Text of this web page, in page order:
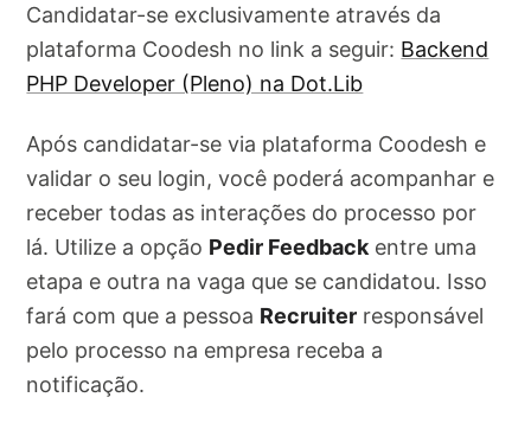
Candidatar-se exclusivamente através da
plataforma Coodesh no link a seguir: Backend
PHP Developer (Pleno) na Dot.Lib
Após candidatar-se via plataforma Coodesh e
validar o seu login, você poderá acompanhar e
receber todas as interações do processo por
lá. Utilize a opção Pedir Feedback entre uma
etapa e outra na vaga que se candidatou. Isso
fará com que a pessoa Recruiter responsável
pelo processo na empresa receba a
notificação.